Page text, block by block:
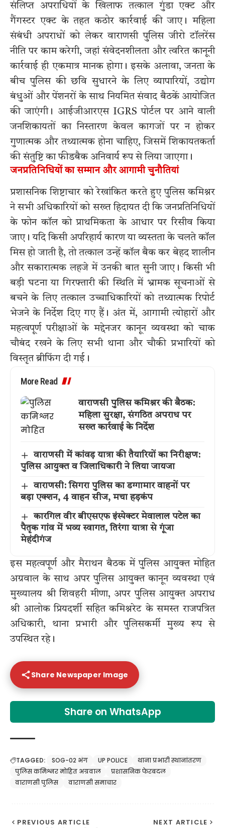
संलिप्त अपराधियों के खिलाफ तत्काल गुंडा एक्ट और
गैंगस्टर एक्ट के तहत कठोर कार्रवाई की जाए। महिला
संबंधी अपराधों को लेकर वाराणसी पुलिस जीरो टॉलरेंस
नीति पर काम करेगी, जहां संवेदनशीलता और त्वरित कानूनी
कार्रवाई ही एकमात्र मानक होगा। इसके अलावा, जनता के
बीच पुलिस की छवि सुधारने के लिए व्यापारियों, उद्योग
बंधुओं और पेंशनरों के साथ नियमित संवाद बैठकें आयोजित
की जाएंगी। आईजीआरएस IGRS पोर्टल पर आने वाली
जनशिकायतों का निस्तारण केवल कागजों पर न होकर
गुणात्मक और तथ्यात्मक होना चाहिए, जिसमें शिकायतकर्ता
की संतुष्टि का फीडबैक अनिवार्य रूप से लिया जाएगा।
जनप्रतिनिधियों का सम्मान और आगामी चुनौतियां
प्रशासनिक शिष्टाचार को रेखांकित करते हुए पुलिस कमिश्नर
ने सभी अधिकारियों को सख्त हिदायत दी कि जनप्रतिनिधियों
के फोन कॉल को प्राथमिकता के आधार पर रिसीव किया
जाए। यदि किसी अपरिहार्य कारण या व्यस्तता के चलते कॉल
मिस हो जाती है, तो तत्काल उन्हें कॉल बैक कर बेहद शालीन
और सकारात्मक लहजे में उनकी बात सुनी जाए। किसी भी
बड़ी घटना या गिरफ्तारी की स्थिति में भ्रामक सूचनाओं से
बचने के लिए तत्काल उच्चाधिकारियों को तथ्यात्मक रिपोर्ट
भेजने के निर्देश दिए गए हैं। अंत में, आगामी त्योहारों और
महत्वपूर्ण परीक्षाओं के मद्देनजर कानून व्यवस्था को चाक
चौबंद रखने के लिए सभी थाना और चौकी प्रभारियों को
विस्तृत ब्रीफिंग दी गई।
More Read
वाराणसी पुलिस कमिश्नर की बैठक:
महिला सुरक्षा, संगठित अपराध पर
सख्त कार्रवाई के निर्देश
वाराणसी में कांवड़ यात्रा की तैयारियों का निरीक्षण:
पुलिस आयुक्त व जिलाधिकारी ने लिया जायजा
वाराणसी: सिगरा पुलिस का डग्गामार वाहनों पर
बड़ा एक्शन, 4 वाहन सीज, मचा हड़कंप
कारगिल वीर बीएसएफ इंस्पेक्टर मेवालाल पटेल का
पैतृक गांव में भव्य स्वागत, तिरंगा यात्रा से गूंजा
मेहंदीगंज
इस महत्वपूर्ण और मैराथन बैठक में पुलिस आयुक्त मोहित
अग्रवाल के साथ अपर पुलिस आयुक्त कानून व्यवस्था एवं
मुख्यालय श्री शिवहरी मीणा, अपर पुलिस आयुक्त अपराध
श्री आलोक प्रियदर्शी सहित कमिश्नरेट के समस्त राजपत्रित
अधिकारी, थाना प्रभारी और पुलिसकर्मी मुख्य रूप से
उपस्थित रहे।
Share Newspaper Image
Share on WhatsApp
TAGGED: SOG-02 भंग UP POLICE
थाना प्रभारी स्थानांतरण
पुलिस कमिश्नर मोहित अग्रवाल
प्रशासनिक फेरबदल
वाराणसी पुलिस
वाराणसी समाचार
PREVIOUS ARTICLE NEXT ARTICLE